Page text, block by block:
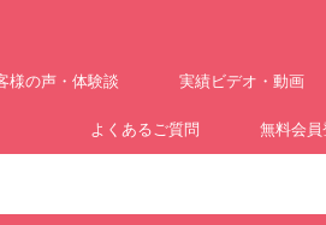
様の声・体験談 実績ビデオ・動画
よくあるご質問 無料会